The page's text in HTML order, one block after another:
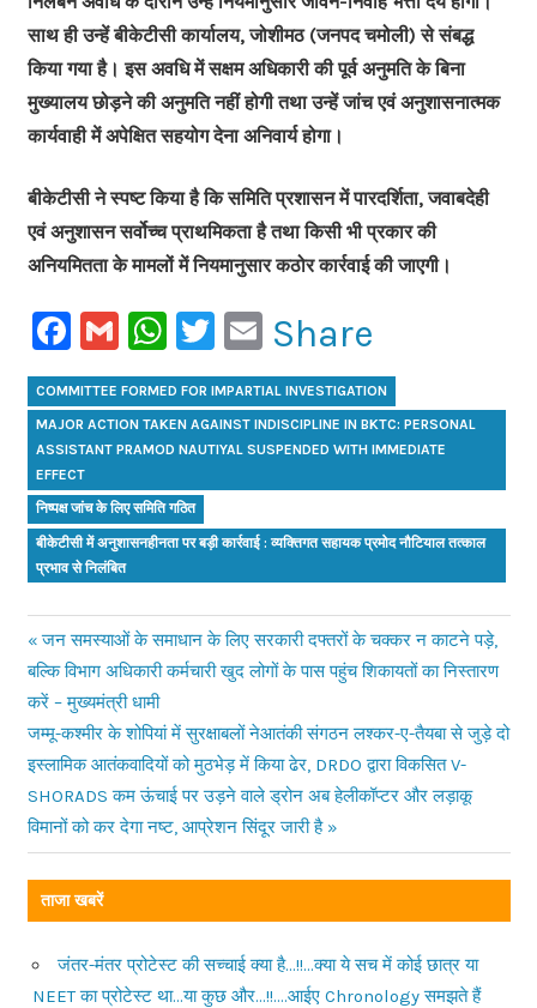
साथ ही उन्हें बीकेटीसी कार्यालय, जोशीमठ (जनपद चमोली) से संबद्ध
किया गया है। इस अवधि में सक्षम अधिकारी की पूर्व अनुमति के बिना
मुख्यालय छोड़ने की अनुमति नहीं होगी तथा उन्हें जांच एवं अनुशासनात्मक
कार्यवाही में अपेक्षित सहयोग देना अनिवार्य होगा।
बीकेटीसी ने स्पष्ट किया है कि समिति प्रशासन में पारदर्शिता, जवाबदेही
एवं अनुशासन सर्वोच्च प्राथमिकता है तथा किसी भी प्रकार की
अनियमितता के मामलों में नियमानुसार कठोर कार्रवाई की जाएगी।
Facebook
GmailWhatsApp
Twitter
Email
Share
COMMITTEE FORMED FOR IMPARTIAL INVESTIGATION
MAJOR ACTION TAKEN AGAINST INDISCIPLINE IN BKTC: PERSONAL
ASSISTANT PRAMOD NAUTIYAL SUSPENDED WITH IMMEDIATE
EFFECT
निष्पक्ष जांच के लिए समिति गठित
बीकेटीसी में अनुशासनहीनता पर बड़ी कार्रवाई : व्यक्तिगत सहायक प्रमोद नौटियाल तत्काल
प्रभाव से निलंबित
Post
navigation
Previous
Post:
जन समस्याओं के समाधान के लिए सरकारी दफ्तरों के चक्कर न काटने पड़े,
बल्कि विभाग अधिकारी कर्मचारी खुद लोगों के पास पहुंच शिकायतों का निस्तारण
करें – मुख्यमंत्री धामी
Next
Post:
जम्मू-कश्मीर के शोपियां में सुरक्षाबलों नेआतंकी संगठन लश्कर-ए-तैयबा से जुड़े दो
इस्लामिक आतंकवादियों को मुठभेड़ में किया ढेर, DRDO द्वारा विकसित V-
SHORADS कम ऊंचाई पर उड़ने वाले ड्रोन अब हेलीकॉप्टर और लड़ाकू
विमानों को कर देगा नष्ट, आप्रेशन सिंदूर जारी है
ताजा खबरें
जंतर-मंतर प्रोटेस्ट की सच्चाई क्या है…!!…क्या ये सच में कोई छात्र या
NEET का प्रोटेस्ट था…या कुछ और…!!….आईए Chronology समझते हैं